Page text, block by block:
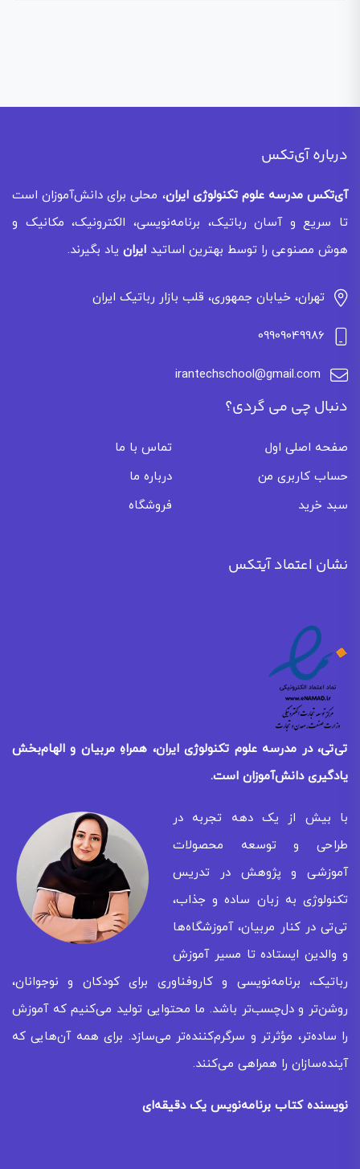
درباره آی‌تکس
آی‌تکس مدرسه علوم تکنولوژی ایران، محلی برای دانش‌آموزان است
تا سریع و آسان رباتیک، برنامه‌نویسی، الکترونیک، مکانیک و
هوش مصنوعی را توسط بهترین اساتید ایران یاد بگیرند.
تهران، خیابان جمهوری، قلب بازار رباتیک ایران
09909049986
irantechschool@gmail.com
دنبال چی می گردی؟
صفحه اصلی اول
تماس با ما
حساب کاربری من
درباره ما
سبد خرید
فروشگاه
نشان اعتماد آیتکس
تی‌تی، در مدرسه علوم تکنولوژی ایران، همراهِ مربیان و الهام‌بخش
یادگیریدانش‌آموزان است.
با بیش از یک دهه تجربه در
طراحی و توسعه محصولات
آموزشی و پژوهش در تدریس
تکنولوژی به زبان ساده و جذاب،
تی‌تی در کنار مربیان، آموزشگاه‌ها
و والدین ایستاده تا مسیر آموزش
رباتیک، برنامه‌نویسی و کاروفناوری برای کودکان و نوجوانان،
روشن‌تر و دل‌چسب‌تر باشد. ما محتوایی تولید می‌کنیم که آموزش
را ساده‌تر، مؤثرتر و سرگرم‌کننده‌تر می‌سازد. برای همه‌ آن‌هایی که
آینده‌سازان را همراهی می‌کنند.
نویسنده کتاب برنامه‌نویس یک دقیقه‌ای